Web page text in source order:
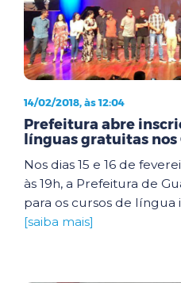
14/02/2018, às 12:04
Prefeitura abre
línguas gratuitas nos
Nos dias 15 e 16 de
às 19h, a Prefeitura de
para os cursos de língua
[saiba mais]